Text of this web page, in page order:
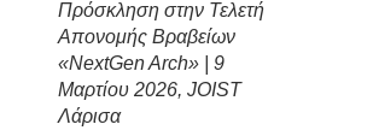
Πρόσκληση στην Τελετή
Απονομής Βραβείων
«NextGen Arch» | 9
Μαρτίου 2026, JOIST
Λάρισα